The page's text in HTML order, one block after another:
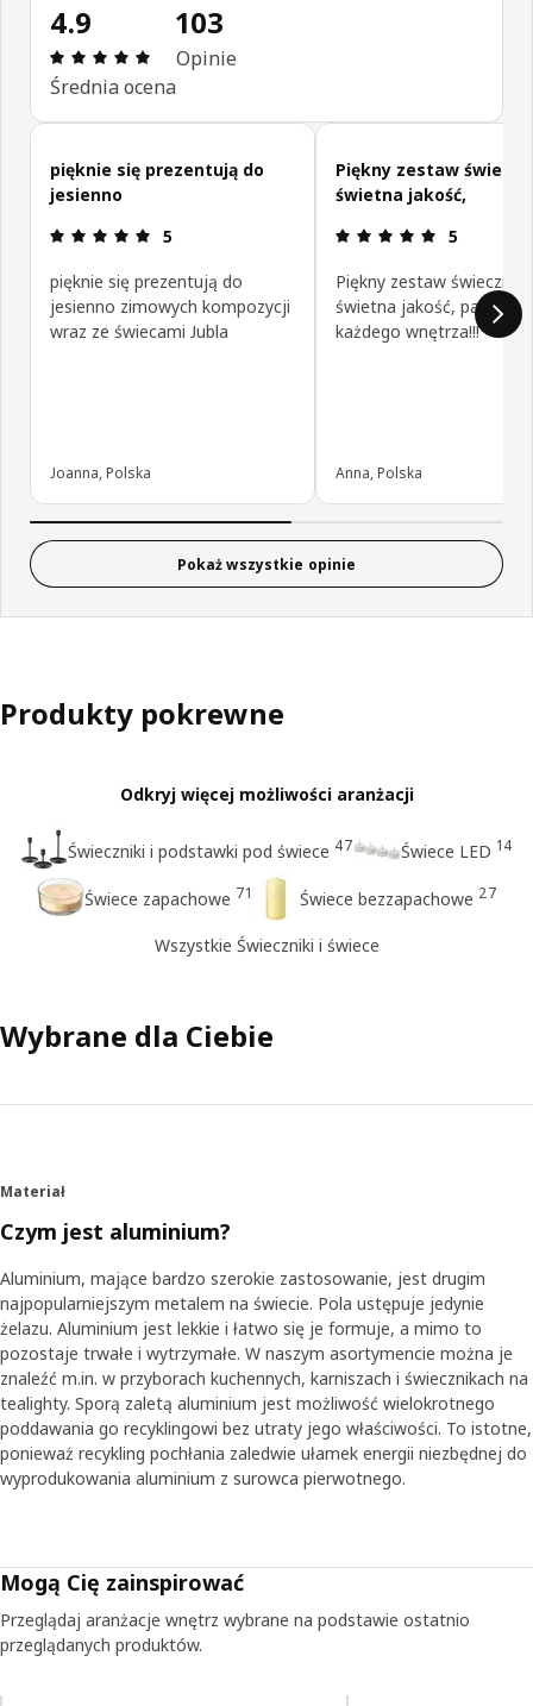
4.9
Opinia: 4.9 na 5 gwiazdki. Recenzje ogółem: 103
Średnia ocena
103
Opinie
Pomiń opinie klientów
pięknie się prezentują do
jesienno
Opinia: 5 na 5 gwiazdki.
5
pięknie się prezentują do
jesienno zimowych kompozycji
wraz ze świecami Jubla
Joanna, Polska
Piękny zestaw
świetna jakość,
Opinia: 5
5
Piękny zestaw
świetna jakość, pasuje
każdego wnętrza!!!
Anna, Polska
Pokaż wszystkie opinie
Produkty pokrewne
Odkryj więcej możliwości aranżacji
Świeczniki i podstawki pod świece 47 Świece LED 14
Świece zapachowe 71 Świece bezzapachowe 27
Wszystkie Świeczniki i świece
Wybrane dla Ciebie
Materiał
Czym jest aluminium?
Aluminium, mające bardzo szerokie zastosowanie, jest drugim
najpopularniejszym metalem na świecie. Pola ustępuje jedynie
żelazu. Aluminium jest lekkie i łatwo się je formuje, a mimo to
pozostaje trwałe i wytrzymałe. W naszym asortymencie można je
znaleźć m.in. w przyborach kuchennych, karniszach i świecznikach na
tealighty. Sporą zaletą aluminium jest możliwość wielokrotnego
poddawania go recyklingowi bez utraty jego właściwości. To istotne,
ponieważ recykling pochłania zaledwie ułamek energii niezbędnej do
wyprodukowania aluminium z surowca pierwotnego.
Mogą Cię zainspirować
Przeglądaj aranżacje wnętrz wybrane na podstawie ostatnio
przeglądanych produktów.